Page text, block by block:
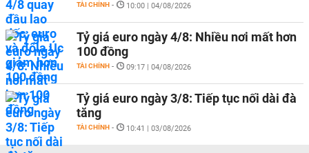
TÀI CHÍNH - 10:00 | 04/08/2026
Tỷ giá euro ngày 4/8: Nhiều nơi mất hơn
100 đồng
TÀI CHÍNH - 09:17 | 04/08/2026
Tỷ giá euro ngày 3/8: Tiếp tục nối dài đà
tăng
TÀI CHÍNH - 10:41 | 03/08/2026